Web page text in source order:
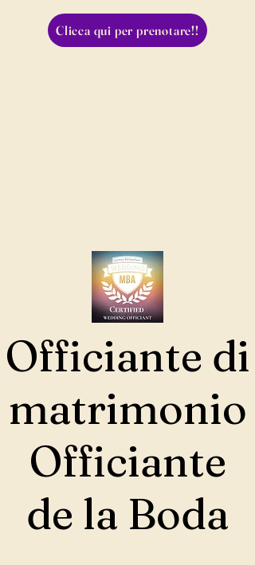
Clicca qui per prenotare!!
Officiante di
matrimonio
Officiante
de la Boda